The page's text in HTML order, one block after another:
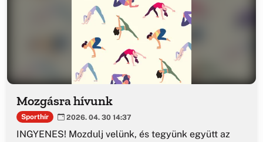
Mozgásra hívunk
Sporthír 2026. 04. 30 14:37
INGYENES! Mozdulj velünk, és tegyünk együtt az